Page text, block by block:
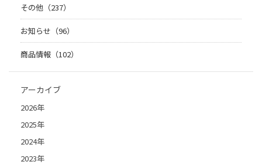
その他（237）
お知らせ（96）
商品情報（102）
アーカイブ
2026年
2025年
2024年
2023年